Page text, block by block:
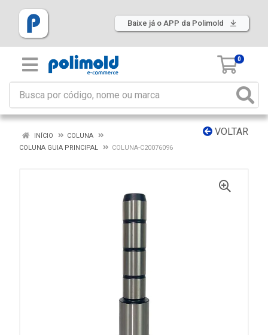
Baixe já o APP da Polimold
0
VOLTAR
INÍCIO
COLUNA
COLUNA GUIA PRINCIPAL
COLUNA-C20076096